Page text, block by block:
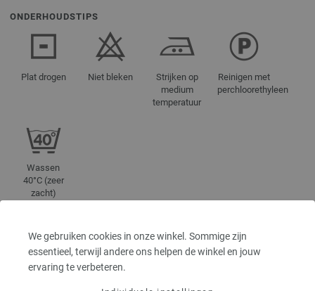
We gebruiken cookies in onze winkel. Sommige zijn
essentieel, terwijl andere ons helpen de winkel en jouw
ervaring te verbeteren.
ONDERHOUDSTIPS
Plat drogen Niet bleken
Strijken op
medium
temperatuur
Reinigen met
perchloorethyleen
Wassen
40°C (zeer
zacht)
KLEURAANDUIDINGEN
01-rose | EAN: 4033493272674
02-felroze | EAN: 4033493272681